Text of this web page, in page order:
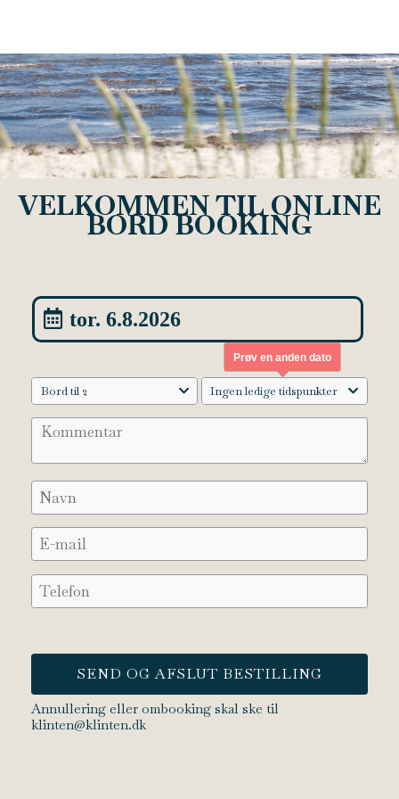
VELKOMMEN TIL ONLINE
BORD BOOKING
tor. 6.8.2026
Bord til 2 Ingen ledige tidspunkter
SEND OG AFSLUT BESTILLING
Annullering eller ombooking skal ske til
klinten@klinten.dk
Prøv en anden dato